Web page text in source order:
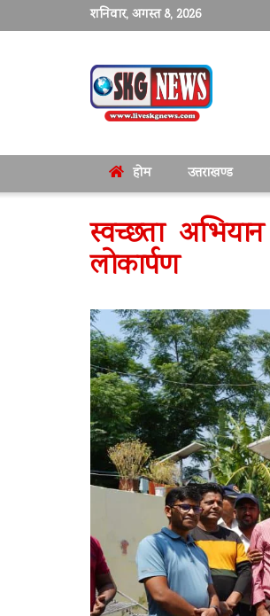
शनिवार, अगस्त 8, 2026
होम उत्तराखण्ड
स्वच्छता
लोकार्पण